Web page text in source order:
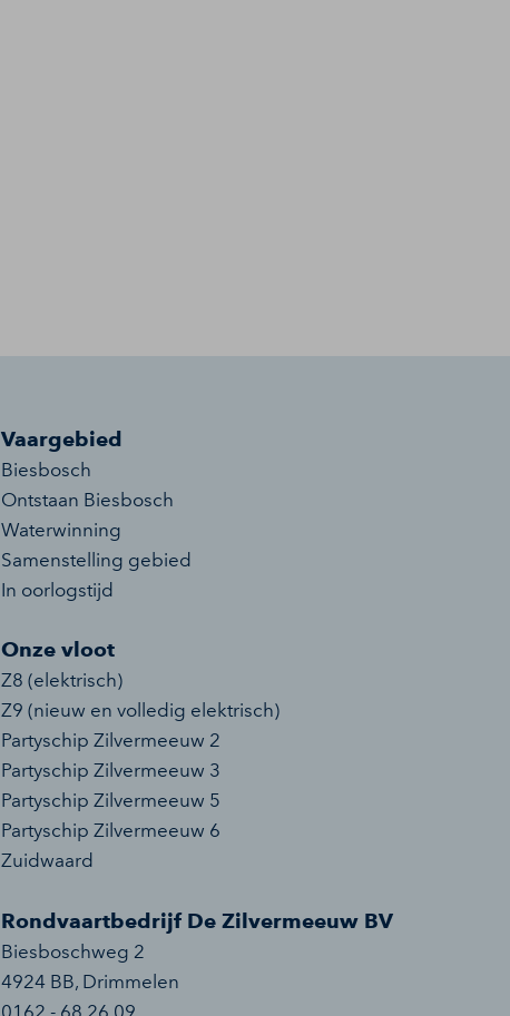
Vaargebied
Biesbosch
Ontstaan Biesbosch
Waterwinning
Samenstelling gebied
In oorlogstijd
Onze vloot
Z8 (elektrisch)
Z9 (nieuw en volledig elektrisch)
Partyschip Zilvermeeuw 2
Partyschip Zilvermeeuw 3
Partyschip Zilvermeeuw 5
Partyschip Zilvermeeuw 6
Zuidwaard
Rondvaartbedrijf De Zilvermeeuw BV
Biesboschweg 2
4924 BB, Drimmelen
0162 - 68 26 09